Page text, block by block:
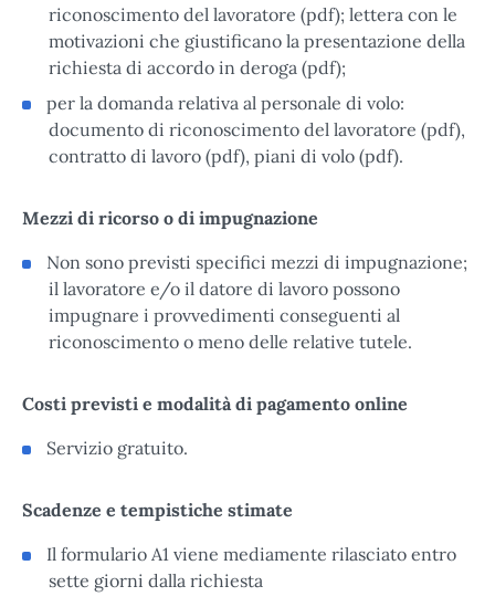
riconoscimento del lavoratore (pdf); lettera con le
motivazioni che giustificano la presentazione della
richiesta di accordo in deroga (pdf);
per la domanda relativa al personale di volo:
documento di riconoscimento del lavoratore (pdf),
contratto di lavoro (pdf), piani di volo (pdf).
Mezzi di ricorso o di impugnazione
Non sono previsti specifici mezzi di impugnazione;
il lavoratore e/o il datore di lavoro possono
impugnare i provvedimenti conseguenti al
riconoscimento o meno delle relative tutele.
Costi previsti e modalità di pagamento online
Servizio gratuito.
Scadenze e tempistiche stimate
Il formulario A1 viene mediamente rilasciato entro
sette giorni dalla richiesta